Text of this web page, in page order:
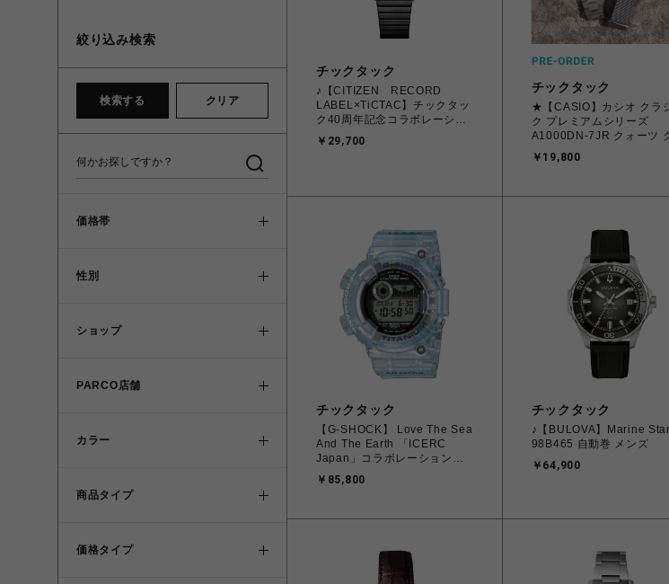
絞り込み検索
検索する クリア
価格帯
性別
ショップ
PARCO店舗
カラー
商品タイプ
価格タイプ
チックタック
♪【CITIZEN RECORD
LABEL×TiCTAC】チックタッ
ク40周年記念コラボレーショ
ンズ
￥29,700
チックタック
★【CASIO】カシオ クラ
ク プレミアムシリーズ
A1000DN-7JR クォーツ
￥19,800
チックタック
【G-SHOCK】 Love The Sea
And The Earth 「ICERC
Japan」コラボレーションモ
8202K-2JR クジラ 電波ソー
￥85,800
チックタック
♪【BULOVA】Marine Star
98B465 自動巻 メンズ
￥64,900